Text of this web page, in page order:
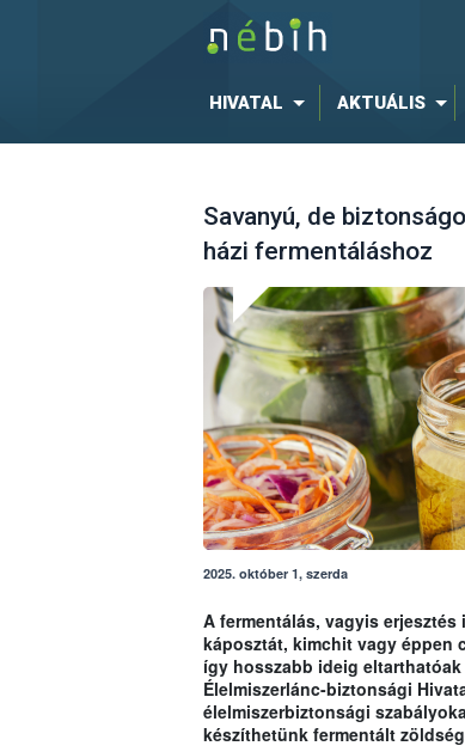
HIVATAL AKTUÁLIS
Savanyú, de
házi fermentáláshoz
2025. október 1, szerda
A fermentálás, vagyis
káposztát, kimchit vagy éppen
így hosszabb ideig
Élelmiszerlánc-biztonsági
élelmiszerbiztonsági
készíthetünk fermentált